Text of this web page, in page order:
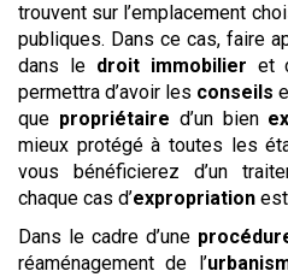
trouvent sur l’emplacement
publiques. Dans ce cas, faire
dans le droit immobilier et
permettra d’avoir les conseils
que propriétaire d’un bien
mieux protégé à toutes les
vous bénéficierez d’un
chaque cas d’expropriation
Dans le cadre d’une
réaménagement de l’